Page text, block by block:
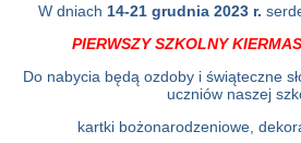
W dniach 14-21 grudnia 2023 r.
PIERWSZY SZKOLNY
Do nabycia będą ozdoby i świąteczne
uczniów naszej
kartki bożonarodzeniowe,